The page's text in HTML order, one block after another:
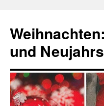
springen
und